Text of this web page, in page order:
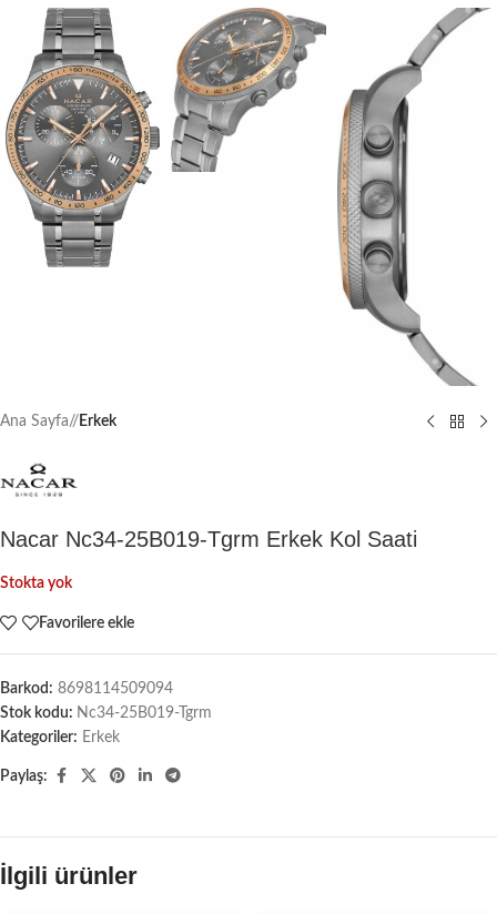
Ana Sayfa/ Erkek
Nacar Nc34-25B019-Tgrm Erkek Kol Saati
Stokta yok
Favorilere ekle
Barkod: 8698114509094
Stok kodu: Nc34-25B019-Tgrm
Kategoriler: Erkek
Paylaş:
İlgili ürünler